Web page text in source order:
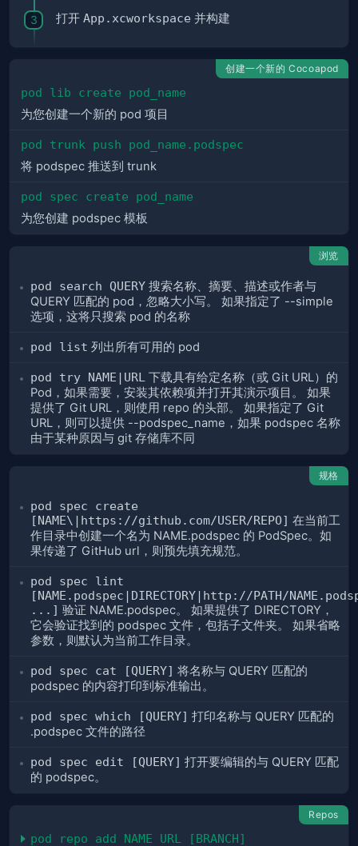
打开 App.xcworkspace 并构建
创建一个新的 Cocoapod
pod lib create pod_name
为您创建一个新的 pod 项目
pod trunk push pod_name.podspec
将 podspec 推送到 trunk
pod spec create pod_name
为您创建 podspec 模板
浏览
pod search QUERY 搜索名称、摘要、描述或作者与
QUERY 匹配的 pod，忽略大小写。 如果指定了 --simple
选项，这将只搜索 pod 的名称
pod list 列出所有可用的 pod
pod try NAME|URL 下载具有给定名称（或 Git URL）的
Pod，如果需要，安装其依赖项并打开其演示项目。 如果
提供了 Git URL，则使用 repo 的头部。 如果指定了 Git
URL，则可以提供 --podspec_name，如果 podspec 名称
由于某种原因与 git 存储库不同
规格
pod spec create
[NAME\|https://github.com/USER/REPO] 在当前工
作目录中创建一个名为 NAME.podspec 的 PodSpec。如
果传递了 GitHub url，则预先填充规范。
pod spec lint
[NAME.podspec|DIRECTORY|http://PATH/
...] 验证 NAME.podspec。 如果提供了 DIRECTORY，
它会验证找到的 podspec 文件，包括子文件夹。 如果省略
参数，则默认为当前工作目录。
pod spec cat [QUERY] 将名称与 QUERY 匹配的
podspec 的内容打印到标准输出。
pod spec which [QUERY] 打印名称与 QUERY 匹配的
.podspec 文件的路径
pod spec edit [QUERY] 打开要编辑的与 QUERY 匹配
的 podspec。
Repos
pod repo add NAME URL [BRANCH]